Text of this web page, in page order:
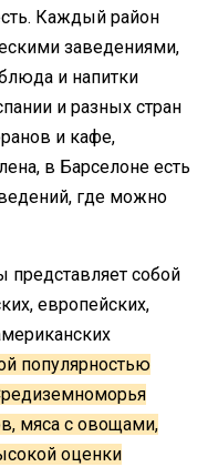
кафе
и
топас-
баров
в
Барселоне
для
и
ужина
Каждый район
заведениями,
и напитки
и разных стран
и кафе,
в Барселоне есть
где можно
представляет собой
европейских,
популярностью
мяса с овощами,
оценки